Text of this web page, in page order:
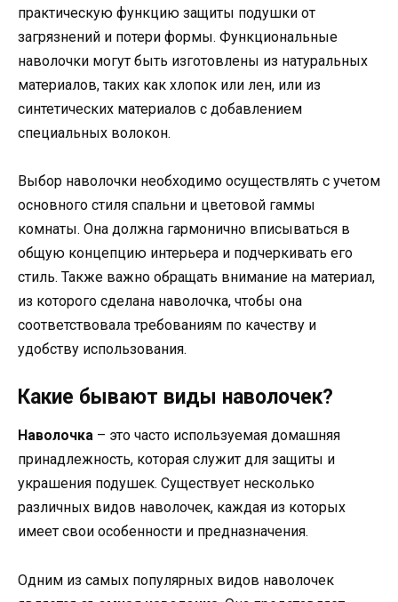
практическую функцию защиты подушки от
загрязнений и потери формы. Функциональные
наволочки могут быть изготовлены из натуральных
материалов, таких как хлопок или лен, или из
синтетических материалов с добавлением
специальных волокон.
Выбор наволочки необходимо осуществлять с учетом
основного стиля спальни и цветовой гаммы
комнаты. Она должна гармонично вписываться в
общую концепцию интерьера и подчеркивать его
стиль. Также важно обращать внимание на материал,
из которого сделана наволочка, чтобы она
соответствовала требованиям по качеству и
удобству использования.
Какие бывают виды наволочек?
Наволочка – это часто используемая домашняя
принадлежность, которая служит для защиты и
украшения подушек. Существует несколько
различных видов наволочек, каждая из которых
имеет свои особенности и предназначения.
Одним из самых популярных видов наволочек